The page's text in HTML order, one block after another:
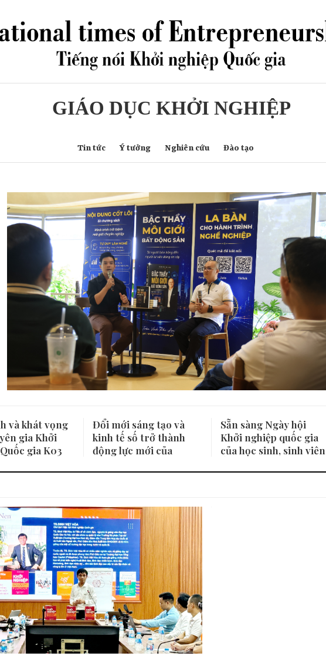
GIÁO DỤC KHỞI NGHIỆP
Tin tức Ý tưởng Nghiên cứu Đào tạo
và khát vọng
gia Khởi
gia K03
Đổi mới sáng tạo và
kinh tế số trở thành
động lực mới của
Sẵn sàng Ngày hội
Khởi nghiệp quốc gia
của học sinh, sinh viên